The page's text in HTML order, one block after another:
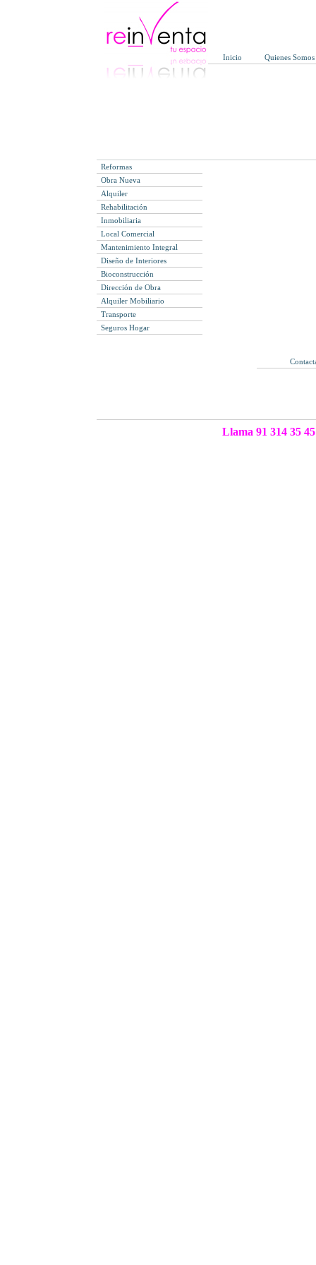
Inicio Quienes Somos
Reformas
Obra Nueva
Alquiler
Rehabilitación
Inmobiliaria
Local Comercial
Mantenimiento Integral
Diseño de Interiores
Bioconstrucción
Dirección de Obra
Alquiler Mobiliario
Transporte
Seguros Hogar
Llama 91 314 35 45